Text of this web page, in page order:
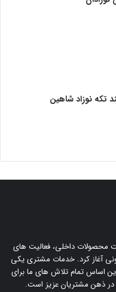
تکه نوزاد شاهین
محصولات داخلی، فعالیت های
آغاز کرد. خدمات مشتری یکی
اساس تمام تلاش های ما برای
ذهن مشتریان عزیز است.